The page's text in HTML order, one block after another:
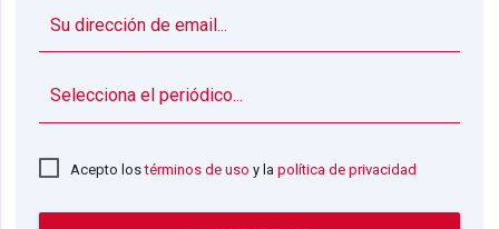
Acepto lostérminos de uso y lapolítica de privacidad